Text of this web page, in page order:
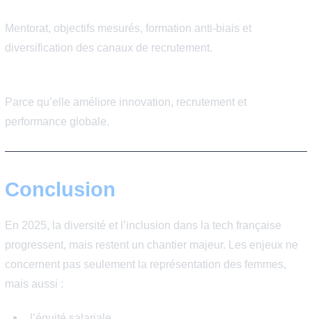
4. Performance
Les défis encore présents
🚧 Stéréotypes persistants
Orientation précoce, culture tech parfois excluante.
🚧 Manque de rôles modèles
Sous-représentation visible.